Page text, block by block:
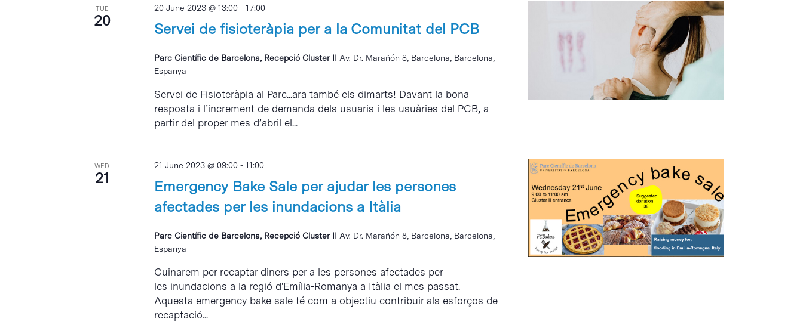
TUE
20 Servei de fisioteràpia per a la Comunitat del PCB
20 June 2023 @ 13:00- 17:00
Parc Científic de Barcelona, Recepció Cluster II Av. Dr. Marañón 8, Barcelona, Barcelona,
Espanya
Servei de Fisioteràpia al Parc...ara també els dimarts! Davant la bona
resposta i l’increment de demanda dels usuaris i les usuàries del PCB, a
partir del proper mes d’abril el...
WED
21
Emergency Bake Sale per ajudar les persones
afectades per les inundacions a Itàlia
21 June 2023 @ 09:00- 11:00
Parc Científic de Barcelona, Recepció Cluster II Av. Dr. Marañón 8, Barcelona, Barcelona,
Espanya
Cuinarem per recaptar diners per a les persones afectades per
les inundacions a la regió d'Emília-Romanya a Itàlia el mes passat.
Aquesta emergency bake sale té com a objectiu contribuir als esforços de
recaptació...